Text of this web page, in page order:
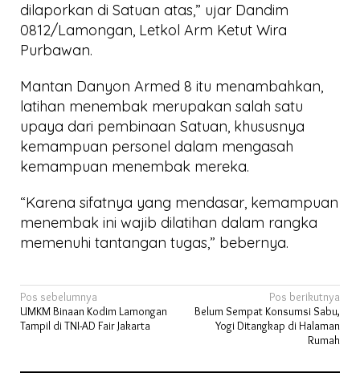
dilaporkan di Satuan atas,” ujar Dandim
0812/Lamongan, Letkol Arm Ketut Wira
Purbawan.
Mantan Danyon Armed 8 itu menambahkan,
latihan menembak merupakan salah satu
upaya dari pembinaan Satuan, khususnya
kemampuan personel dalam mengasah
kemampuan menembak mereka.
“Karena sifatnya yang mendasar, kemampuan
menembak ini wajib dilatihan dalam rangka
memenuhi tantangan tugas,” bebernya.
Navigasi
pos
Pos sebelumnya
UMKM Binaan Kodim Lamongan
Tampil di TNI-AD Fair Jakarta
Pos berikutnya
Belum Sempat Konsumsi Sabu,
Yogi Ditangkap di Halaman
Rumah